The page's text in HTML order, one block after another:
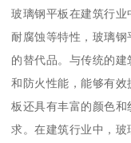
玻璃钢平板在建筑行业
耐腐蚀等特性，玻璃
的替代品。与传统的
和防火性能，能够有
板还具有丰富的颜色
求。在建筑行业中，